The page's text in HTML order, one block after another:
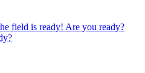
is ready! Are you ready?